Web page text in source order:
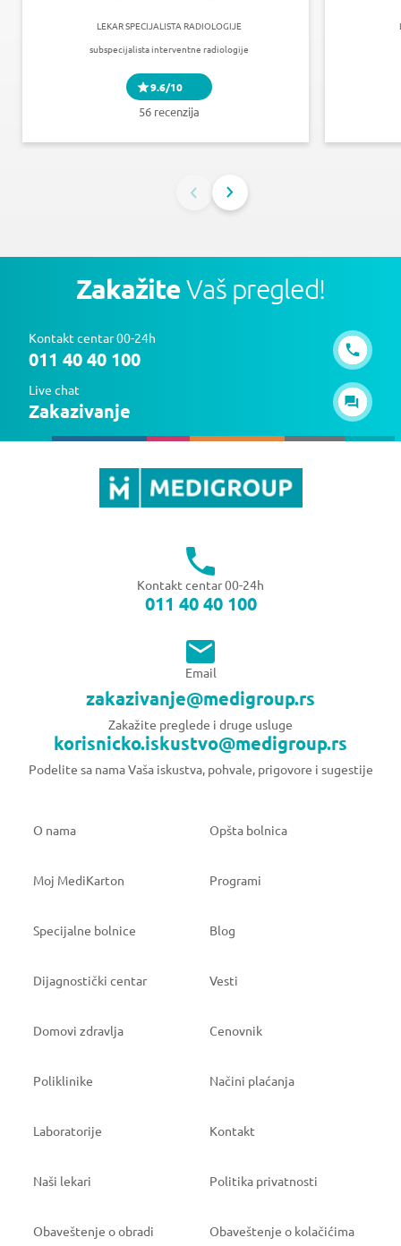
LEKAR SPECIJALISTA RADIOLOGIJE
subspecijalista interventne radiologije
9.6/10
56 recenzija
ZakažiteVaš pregled!
Kontakt centar 00-24h
011 40 40 100
Live chat
Zakazivanje
Kontakt centar 00-24h
011 40 40 100
Email
zakazivanje@medigroup.rs
Zakažite preglede i druge usluge
korisnicko.iskustvo@medigroup.rs
Podelite sa nama Vaša iskustva, pohvale, prigovore i sugestije
O nama Opšta bolnica
Moj MediKarton Programi
Specijalne bolnice Blog
Dijagnostički centar Vesti
Domovi zdravlja Cenovnik
Poliklinike Načini plaćanja
Laboratorije Kontakt
Naši lekari Politika privatnosti
Obaveštenje o obradi Obaveštenje o kolačićima